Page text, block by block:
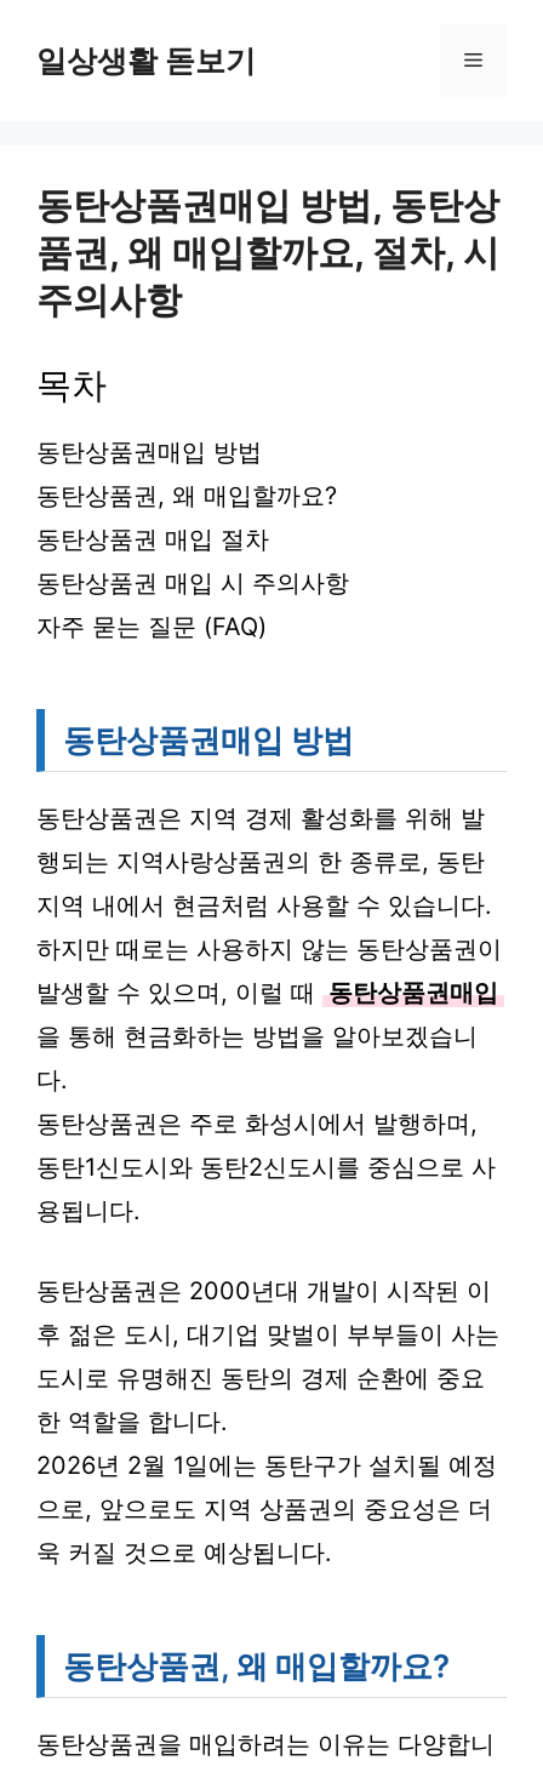
일상생활 돋보기 메
동탄상품권매입 방법, 동탄상
품권, 왜 매입할까요, 절차, 시
주의사항
목차
동탄상품권매입 방법
동탄상품권, 왜 매입할까요?
동탄상품권 매입 절차
동탄상품권 매입 시 주의사항
자주 묻는 질문 (FAQ)
동탄상품권매입 방법
동탄상품권은 지역 경제 활성화를 위해 발
행되는 지역사랑상품권의 한 종류로, 동탄
지역 내에서 현금처럼 사용할 수 있습니다.
하지만 때로는 사용하지 않는 동탄상품권이
발생할 수 있으며, 이럴 때 동탄상품권매입
을 통해 현금화하는 방법을 알아보겠습니
다.
동탄상품권은 주로 화성시에서 발행하며,
동탄1신도시와 동탄2신도시를 중심으로 사
용됩니다.
동탄상품권은 2000년대 개발이 시작된 이
후 젊은 도시, 대기업 맞벌이 부부들이 사는
도시로 유명해진 동탄의 경제 순환에 중요
한 역할을 합니다.
2026년 2월 1일에는 동탄구가 설치될 예정
으로, 앞으로도 지역 상품권의 중요성은 더
욱 커질 것으로 예상됩니다.
동탄상품권, 왜 매입할까요?
동탄상품권을 매입하려는 이유는 다양합니